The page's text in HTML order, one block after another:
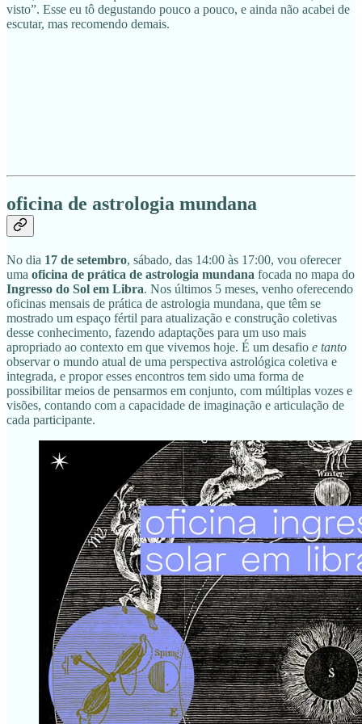
visto”. Esse eu tô degustando pouco a pouco, e ainda não acabei de
escutar, mas recomendo demais.
oficina de astrologia mundana
No dia 17 de setembro, sábado, das 14:00 às 17:00, vou oferecer
uma oficina de prática de astrologia mundana focada no mapa do
Ingresso do Sol em Libra. Nos últimos 5 meses, venho oferecendo
oficinas mensais de prática de astrologia mundana, que têm se
mostrado um espaço fértil para atualização e construção coletivas
desse conhecimento, fazendo adaptações para um uso mais
apropriado ao contexto em que vivemos hoje. É um desafio e tanto
observar o mundo atual de uma perspectiva astrológica coletiva e
integrada, e propor esses encontros tem sido uma forma de
possibilitar meios de pensarmos em conjunto, com múltiplas vozes e
visões, contando com a capacidade de imaginação e articulação de
cada participante.